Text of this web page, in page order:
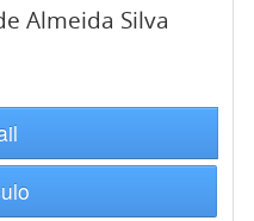
Almeida Silva